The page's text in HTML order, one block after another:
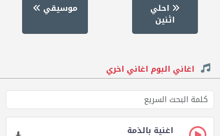
احلي
اثنين
موسيقي
اغاني البوم اغاني اخري
اغنية بالذمة